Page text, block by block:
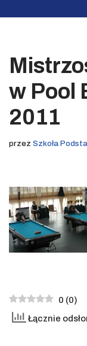
w Pool
2011
przez Szkoła
0 (0)
Łącznie